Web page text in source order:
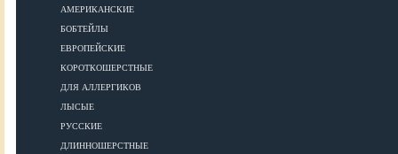
АМЕРИКАНСКИЕ
БОБТЕЙЛЫ
ЕВРОПЕЙСКИЕ
КОРОТКОШЕРСТНЫЕ
ДЛЯ АЛЛЕРГИКОВ
ЛЫСЫЕ
РУССКИЕ
ДЛИННОШЕРСТНЫЕ
Корма премиум класса
Корма супер-премиум класса
Корма холистик класса
Корма эконом класса
ПИТАНИЕ